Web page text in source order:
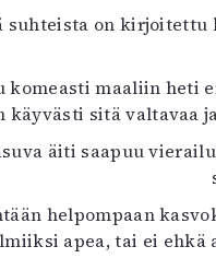
on
komeasti maaliin heti
käyvästi sitä valtavaa
äiti saapuu
helpompaan
apea, tai ei ehkä